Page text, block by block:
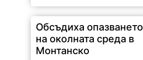
Обсъдиха опазването
на околната среда в
Монтанско